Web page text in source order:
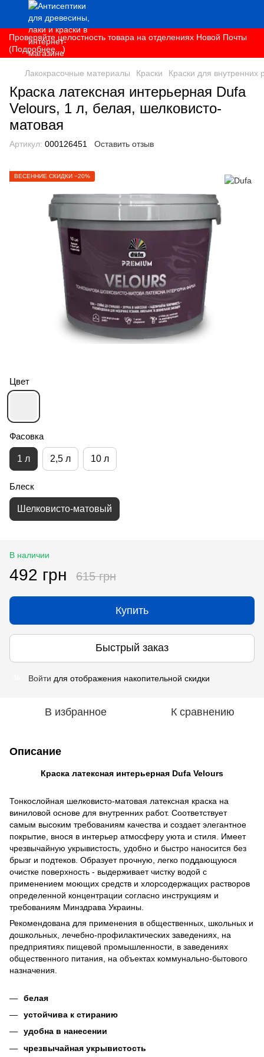
Проверяйте целостность товара на отделениях Новой Почты
(Подробнее...)
Лакокрасочные материалы Краски Краски для внутренних
Краска латексная интерьерная Dufa
Velours, 1 л, белая, шелковисто-
матовая
Артикул: 000126451 Оставить отзыв
ВЕСЕННИЕ СКИДКИ −20%
Цвет
Фасовка
1 л 2,5 л 10 л
Блеск
Шелковисто-матовый
В наличии
492 грн 615 грн
Купить
Быстрый заказ
Войти для отображения накопительной скидки
В избранное К сравнению
Описание
Краска латексная интерьерная Dufa Velours
Тонкослойная шелковисто-матовая латексная краска на
виниловой основе для внутренних работ. Соответствует
самым высоким требованиям качества и создает элегантное
покрытие, внося в интерьер атмосферу уюта и стиля. Имеет
чрезвычайную укрывистость, удобно и быстро наносится без
брызг и подтеков. Образует прочную, легко поддающуюся
очистке поверхность - выдерживает чистку водой с
применением моющих средств и хлорсодержащих растворов
определенной концентрации согласно инструкциям и
требованиям Минздрава Украины.
Рекомендована для применения в общественных, школьных и
дошкольных, лечебно-профилактических заведениях, на
предприятиях пищевой промышленности, в заведениях
общественного питания, на объектах коммунально-бытового
назначения.
белая
устойчива к стиранию
удобна в нанесении
чрезвычайная укрывистость